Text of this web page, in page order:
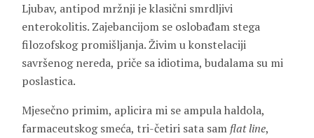
Ljubav, antipod mržnji je klasični smrdljivi
enterokolitis. Zajebancijom se oslobađam stega
filozofskog promišljanja. Živim u konstelaciji
savršenog nereda, priče sa idiotima, budalama su mi
poslastica.
Mjesečno primim, aplicira mi se ampula haldola,
farmaceutskog smeća, tri-četiri sata sam flat line,